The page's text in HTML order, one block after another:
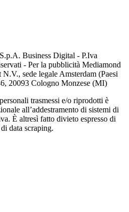
Business Digital - P.Iva
- Per la pubblicità Mediamond
sede legale Amsterdam (Paesi
20093 Cologno Monzese (MI)
trasmessi e/o riprodotti è
all’addestramento di sistemi di
È altresì fatto divieto espresso di
data scraping.